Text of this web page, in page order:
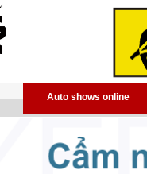
Auto shows online